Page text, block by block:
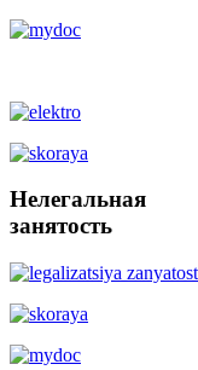
Нелегальная
занятость